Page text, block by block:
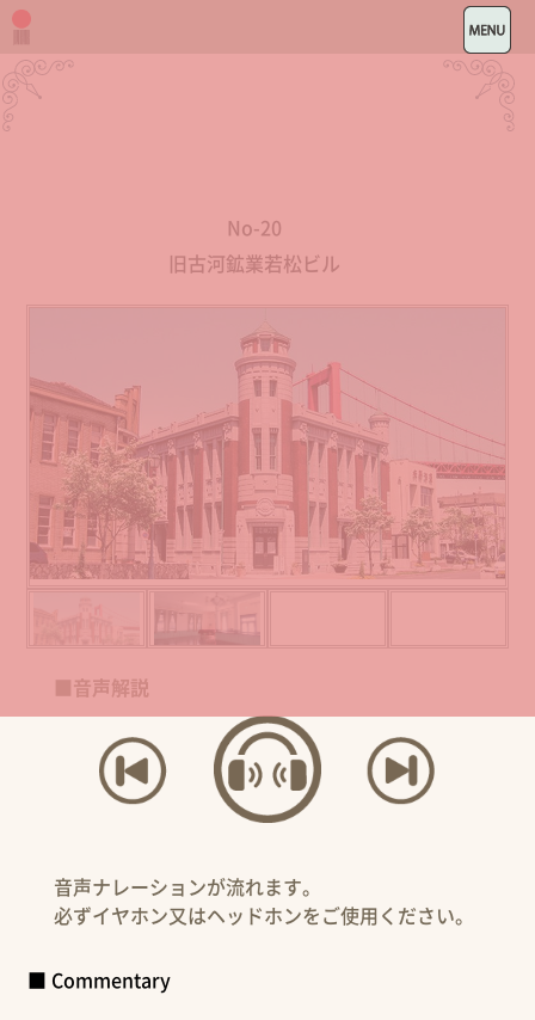
No-20
旧古河鉱業若松ビル
■音声解説
音声ナレーションが流れます。
必ずイヤホン又はヘッドホンをご使用ください。
■ Commentary